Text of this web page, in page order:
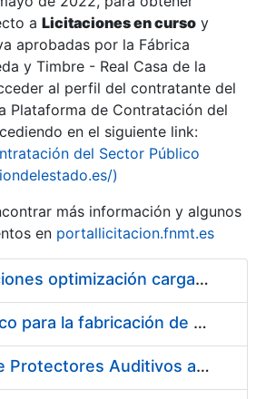
a Licitaciones en curso y
aprobadas por la Fábrica
y Timbre - Real Casa de la
al perfil del contratante del
Plataforma de Contratación del
en el siguiente link:
del Sector Público
)
más información y algunos
en portallicitacion.fnmt.es
Pliego condiciones optimización cargas compras firmado
Acuerdo marco para la fabricación de piezas
Suministro de Protectores Auditivos a medida para las personas trabajadoras de los Centros de Trabajo de Madrid y Burgos